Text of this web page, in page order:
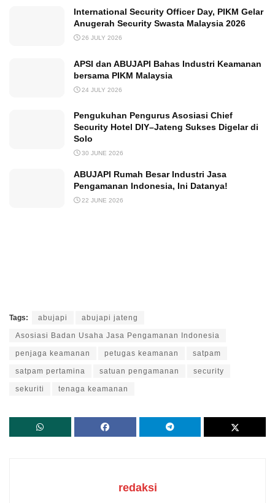
International Security Officer Day, PIKM Gelar
Anugerah Security Swasta Malaysia 2026
26 JULY 2026
APSI dan ABUJAPI Bahas Industri Keamanan
bersama PIKM Malaysia
24 JULY 2026
Pengukuhan Pengurus Asosiasi Chief
Security Hotel DIY–Jateng Sukses Digelar di
Solo
30 JUNE 2026
ABUJAPI Rumah Besar Industri Jasa
Pengamanan Indonesia, Ini Datanya!
22 JUNE 2026
Tags: abujapi abujapi jateng
Asosiasi Badan Usaha Jasa Pengamanan Indonesia
penjaga keamanan petugas keamanan satpam
satpam pertamina satuan pengamanan security
sekuriti tenaga keamanan
redaksi